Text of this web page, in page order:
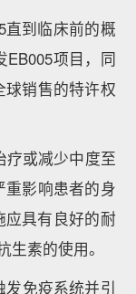
到临床前的概
项目，同
销售的特许权
疗或减少中度至
影响患者的身
具有良好的耐
素的使用。
免疫系统并引